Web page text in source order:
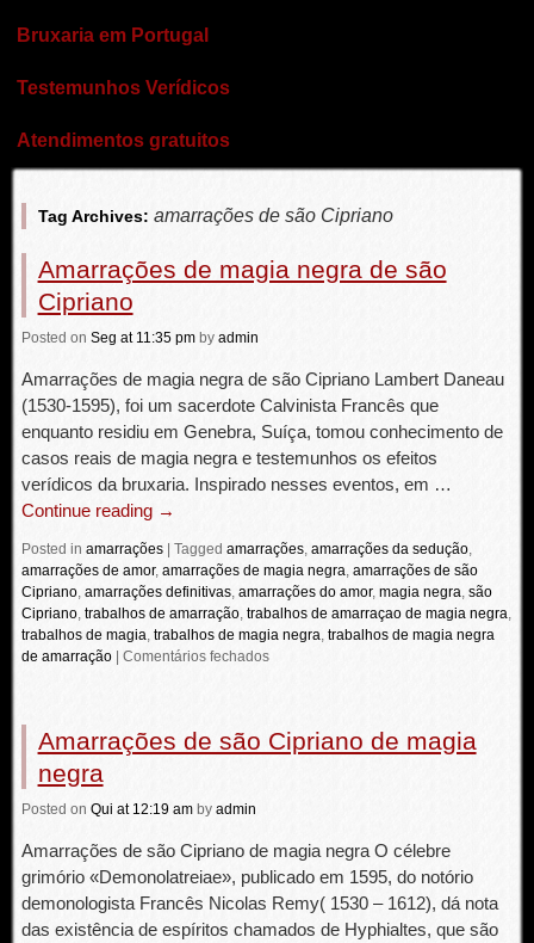
Bruxaria em Portugal
Testemunhos Verídicos
Atendimentos gratuitos
Tag Archives: amarrações de são Cipriano
Amarrações de magia negra de são
Cipriano
Posted on Seg at 11:35 pm by admin
Amarrações de magia negra de são Cipriano Lambert Daneau
(1530-1595), foi um sacerdote Calvinista Francês que
enquanto residiu em Genebra, Suíça, tomou conhecimento de
casos reais de magia negra e testemunhos os efeitos
verídicos da bruxaria. Inspirado nesses eventos, em …
Continue reading →
Posted in amarrações Tagged amarrações, amarrações da sedução,
amarrações de amor, amarrações de magia negra, amarrações de são
Cipriano, amarrações definitivas, amarrações do amor, magia negra, são
Cipriano, trabalhos de amarração, trabalhos de amarraçao de magia negra,
trabalhos de magia, trabalhos de magia negra, trabalhos de magia negra
de amarração
Comentários fechados
Amarrações de são Cipriano de magia
negra
Posted on Qui at 12:19 am by admin
Amarrações de são Cipriano de magia negra O célebre
grimório «Demonolatreiae», publicado em 1595, do notório
demonologista Francês Nicolas Remy( 1530 – 1612), dá nota
das existência de espíritos chamados de Hyphialtes, que são